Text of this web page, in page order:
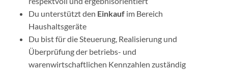
Du unterstützt den Einkauf im Bereich
Haushaltsgeräte
Du bist für die Steuerung, Realisierung und
Überprüfung der betriebs- und
warenwirtschaftlichen Kennzahlen zuständig